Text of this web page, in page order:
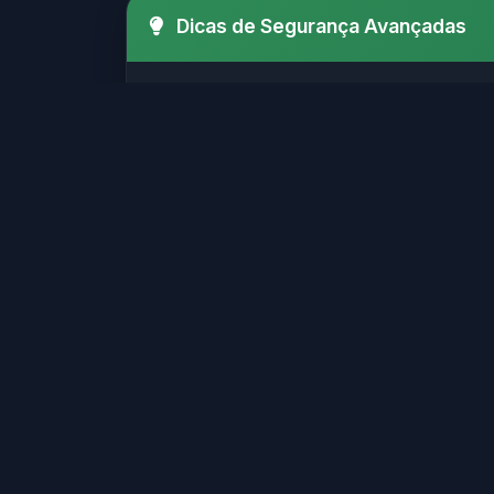
Dicas de Segurança Avançadas